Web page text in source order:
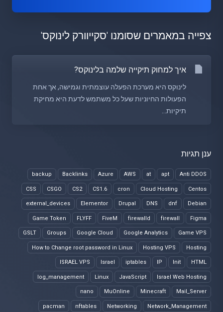
ענן תגיות
Anti DDOS
apt
at
AWS
Azure
Backlinks
backup
Centos
Cloud Hosting
cron
CS1.6
CS2
CSGO
CSS
Debian
dnf
DNS
Drupal
Elementor
external_devices
Figma
firewall
firewalld
FiveM
FLYFF
Game Token
Game VPS
Google Analytics
Google Cloud
Groups
GSLT
Hosting
Hosting VPS
How to Change root password in Linux
HTML
Init
IP
iptables
Israel
ISRAEL VPS
Israel Web Hosting
JavaScript
Linux
log_management
Mail_Server
Minecraft
MuOnline
nano
Network_Management
Networking
nftables
pacman
צפייה במאמרים שסומנו 'סקייוורק לינוקס'
איך למחוק תיקייה שלמה בלינוקס?
לינוקס היא מערכת הפעלה עוצמתית וגמישה, אך אחת
הפעולות החיוניות שעל כל משתמש לדעת היא מחיקת
תיקיות...